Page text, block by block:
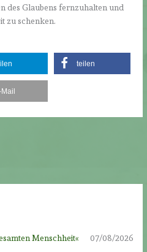
des Glaubens fernzuhalten und
zu schenken.
teilen
Mail
Menschheit«
07/08/2026